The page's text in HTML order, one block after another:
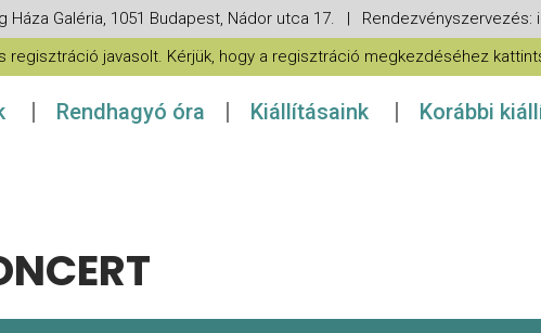
Háza Galéria, 1051 Budapest, Nádor utca 17. | Rendezvényszervezés:
regisztráció javasolt. Kérjük, hogy a regisztráció megkezdéséhez
Rendhagyó óra Kiállításaink Korábbi